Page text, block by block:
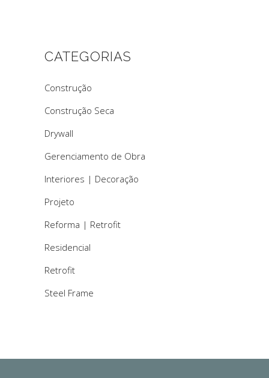
CATEGORIAS
Construção
Construção Seca
Drywall
Gerenciamento de Obra
Interiores | Decoração
Projeto
Reforma | Retrofit
Residencial
Retrofit
Steel Frame